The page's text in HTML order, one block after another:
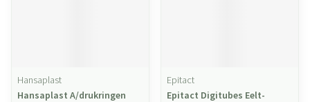
Hansaplast
Hansaplast A/drukringen
Epitact
Epitact Digitubes Eelt-